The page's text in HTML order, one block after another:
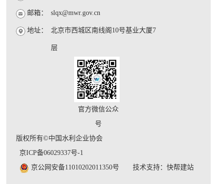
邮箱： slqx@mwr.gov.cn
地址： 北京市西城区南线阁10号基业大厦7
层
官方微信公众
号
版权所有©中国水利企业协会
京ICP备06029337号-1
京公网安备11010202011350号
技术支持：快帮建站